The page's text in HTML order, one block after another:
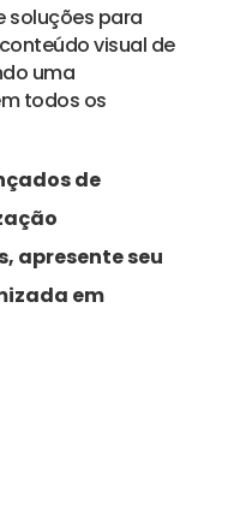
soluções para
visual de
uma
todos os
de
apresente seu
em